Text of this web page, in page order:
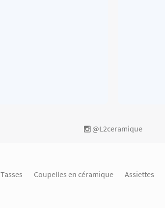
@L2ceramique
Tasses Coupelles en céramique Assiettes